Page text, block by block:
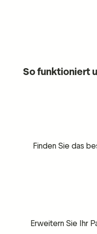
So funktioniert
Finden Sie das
Erweitern Sie Ihr